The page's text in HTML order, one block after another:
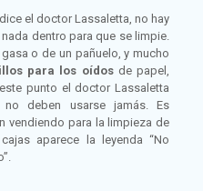
el doctor Lassaletta, no hay
dentro para que se limpie.
o de un pañuelo, y mucho
para los oídosde papel,
punto el doctor Lassaletta
deben usarse jamás. Es
vendiendo para la limpieza de
aparece la leyenda “No